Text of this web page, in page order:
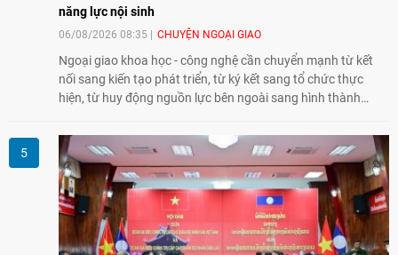
năng lực nội sinh
06/08/2026 08:35 CHUYỆN NGOẠI GIAO
Ngoại giao khoa học - công nghệ cần chuyển mạnh từ kết
nối sang kiến tạo phát triển, từ ký kết sang tổ chức thực
hiện, từ huy động nguồn lực bên ngoài sang hình thành
nghệ, đổi mới sáng tạo và chuyển đổi số trở thành động lực
phát triển đất nước.